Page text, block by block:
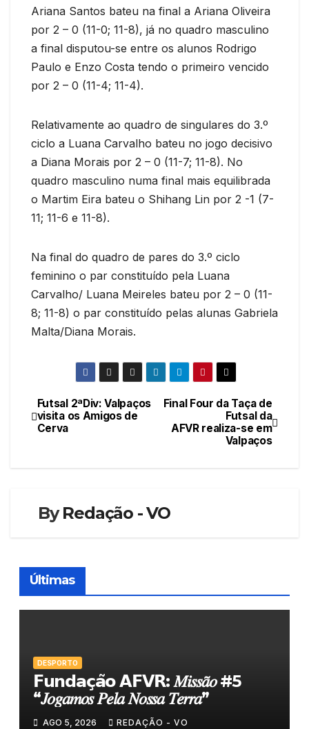
Ariana Santos bateu na final a Ariana Oliveira
por 2 – 0 (11-0; 11-8), já no quadro masculino
a final disputou-se entre os alunos Rodrigo
Paulo e Enzo Costa tendo o primeiro vencido
por 2 – 0 (11-4; 11-4).
Relativamente ao quadro de singulares do 3.º
ciclo a Luana Carvalho bateu no jogo decisivo
a Diana Morais por 2 – 0 (11-7; 11-8). No
quadro masculino numa final mais equilibrada
o Martim Eira bateu o Shihang Lin por 2 -1 (7-
11; 11-6 e 11-8).
Na final do quadro de pares do 3.º ciclo
feminino o par constituído pela Luana
Carvalho/ Luana Meireles bateu por 2 – 0 (11-
8; 11-8) o par constituído pelas alunas Gabriela
Malta/Diana Morais.
Navegação
de
Final Four da Taça de
Futsal da
AFVR realiza-se em
Valpaços
Futsal 2ªDiv: Valpaços
visita os Amigos de
Cerva
ByRedação - VO
Últimas
DESPORTO
𝗙𝘂𝗻𝗱𝗮𝗰̧𝗮̃𝗼 𝗔𝗙𝗩𝗥: 𝑀𝑖𝑠𝑠𝑎̃𝑜 #5
“𝐽𝑜𝑔𝑎𝑚𝑜𝑠 𝑃𝑒𝑙𝑎 𝑁𝑜𝑠𝑠𝑎 𝑇𝑒𝑟𝑟𝑎”
AGO 5, 2026 REDAÇÃO - VO